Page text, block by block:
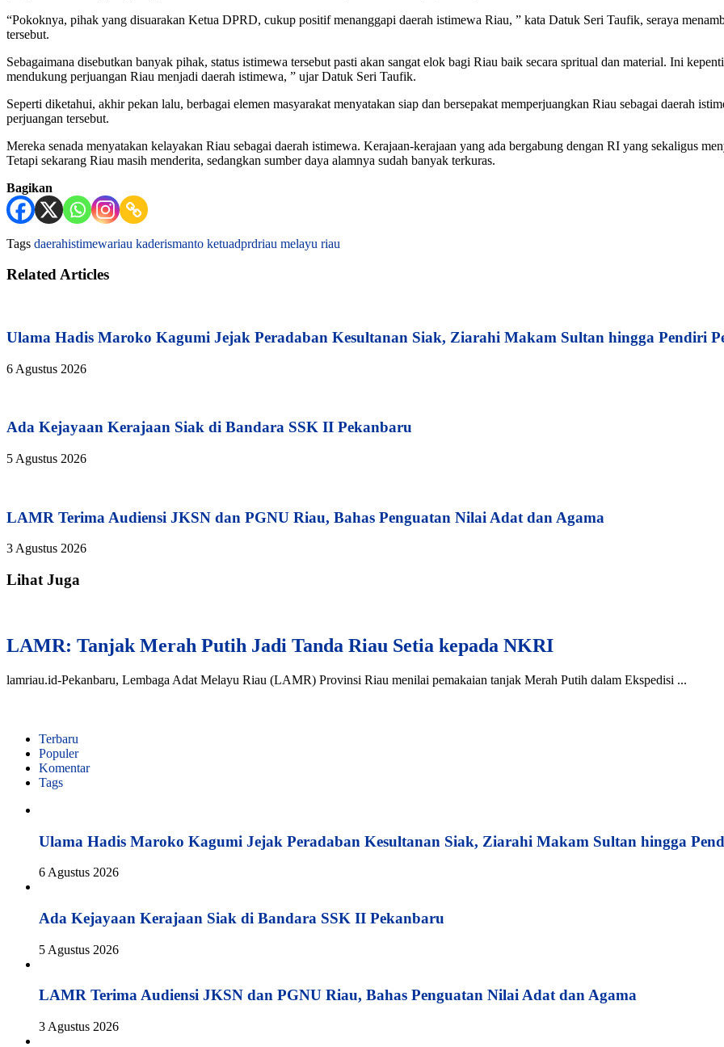
“Pokoknya, pihak yang disuarakan Ketua DPRD, cukup positif menanggapi daerah istimewa Riau, ” kata Datuk Seri Taufik, seraya
tersebut.
Sebagaimana disebutkan banyak pihak, status istimewa tersebut pasti akan sangat elok bagi Riau baik secara spritual dan material. Ini
mendukung perjuangan Riau menjadi daerah istimewa, ” ujar Datuk Seri Taufik.
Seperti diketahui, akhir pekan lalu, berbagai elemen masyarakat menyatakan siap dan bersepakat memperjuangkan Riau sebagai daerah
perjuangan tersebut.
Mereka senada menyatakan kelayakan Riau sebagai daerah istimewa. Kerajaan-kerajaan yang ada bergabung dengan RI yang sekaligus
Tetapi sekarang Riau masih menderita, sedangkan sumber daya alamnya sudah banyak terkuras.
Bagikan
Tags daerahistimewariau kaderismanto ketuadprdriau melayu riau
Related Articles
Ulama Hadis Maroko Kagumi Jejak Peradaban Kesultanan Siak, Ziarahi Makam Sultan hingga Pendiri
6 Agustus 2026
Ada Kejayaan Kerajaan Siak di Bandara SSK II Pekanbaru
5 Agustus 2026
LAMR Terima Audiensi JKSN dan PGNU Riau, Bahas Penguatan Nilai Adat dan Agama
3 Agustus 2026
Lihat Juga
LAMR: Tanjak Merah Putih Jadi Tanda Riau Setia kepada NKRI
lamriau.id-Pekanbaru, Lembaga Adat Melayu Riau (LAMR) Provinsi Riau menilai pemakaian tanjak Merah Putih dalam Ekspedisi ...
Terbaru
Populer
Komentar
Tags
Ulama Hadis Maroko Kagumi Jejak Peradaban Kesultanan Siak, Ziarahi Makam Sultan hingga
6 Agustus 2026
Ada Kejayaan Kerajaan Siak di Bandara SSK II Pekanbaru
5 Agustus 2026
LAMR Terima Audiensi JKSN dan PGNU Riau, Bahas Penguatan Nilai Adat dan Agama
3 Agustus 2026